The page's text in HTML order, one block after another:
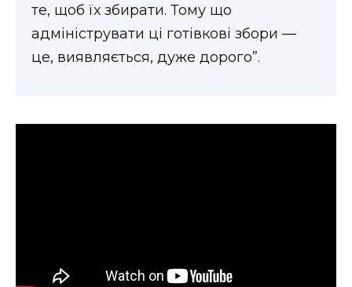
те, щоб їх збирати. Тому що
адмініструвати ці готівкові збори —
це, виявляється, дуже дорого”.